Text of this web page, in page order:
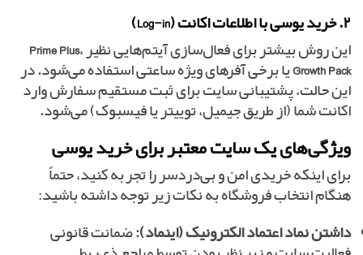
۲. خرید یوسی با اطلاعات اکانت (Log-in)
این روش بیشتر برای فعال‌سازی آیتم‌هایی نظیر Prime Plus،
Growth Packیا برخی آفرهای ویژه ساعتی استفاده می‌شود. در
این حالت، پشتیبانی سایت برای ثبت مستقیم سفارش وارد
اکانت شما (از طریق جیمیل، توییتر یا فیسبوک) می‌شود.
ویژگی‌های یک سایت معتبر برای خرید یوسی
برای اینکه خریدی امن و بی‌دردسر را تجربه کنید، حتماً
هنگام انتخاب فروشگاه به نکات زیر توجه داشته باشید:
داشتن نماد اعتماد الکترونیک (اینماد):ضمانت قانونی